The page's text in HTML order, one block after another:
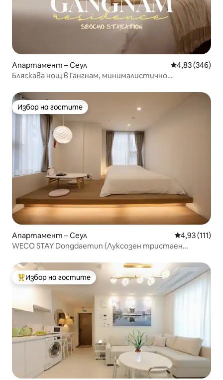
Апартамент – Сеул Средна
4,83 (346)
Бляскава нощ в Гангнам, минималистично
Избор на гостите
Избор на гостите
Апартамент – Сеул Средна
4,93 (111)
WECO STAY Dongdaemun (Луксозен тристаен
Най-популярен избор на гостите
Избор на гостите